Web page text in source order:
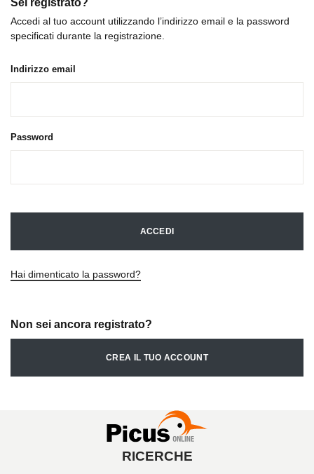
Sei registrato?
Accedi al tuo account utilizzando l’indirizzo email e la password
specificati durante la registrazione.
Indirizzo email
Password
ACCEDI
Hai dimenticato la password?
Non sei ancora registrato?
CREA IL TUO ACCOUNT
RICERCHE